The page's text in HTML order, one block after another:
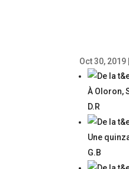
Oct 30, 2019
À Oloron,
D.R
Une
G.B